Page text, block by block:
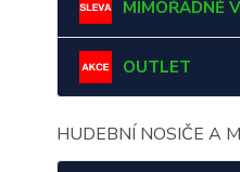
MIMOŘÁDNĚ
OUTLET
HUDEBNÍ NOSIČE A